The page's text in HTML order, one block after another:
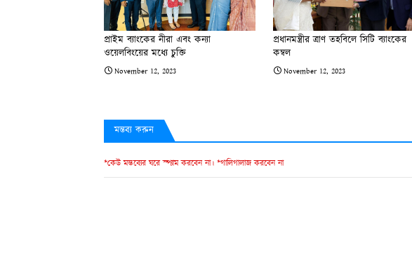
প্রাইম ব্যাংকের নীরা এবং কন্যা
ওয়েলবিংয়ের মধ্যে চুক্তি
November 12, 2023
প্রধানমন্ত্রীর ত্রাণ তহবিলে সিটি ব্যাংকের
কম্বল
November 12, 2023
মন্তব্য করুন
*কেউ মন্তব্যের ঘরে স্প্যাম করবেন না। *গালিগালাজ করবেন না